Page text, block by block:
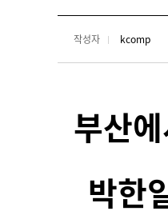
작성자 kcomp
부산
박한